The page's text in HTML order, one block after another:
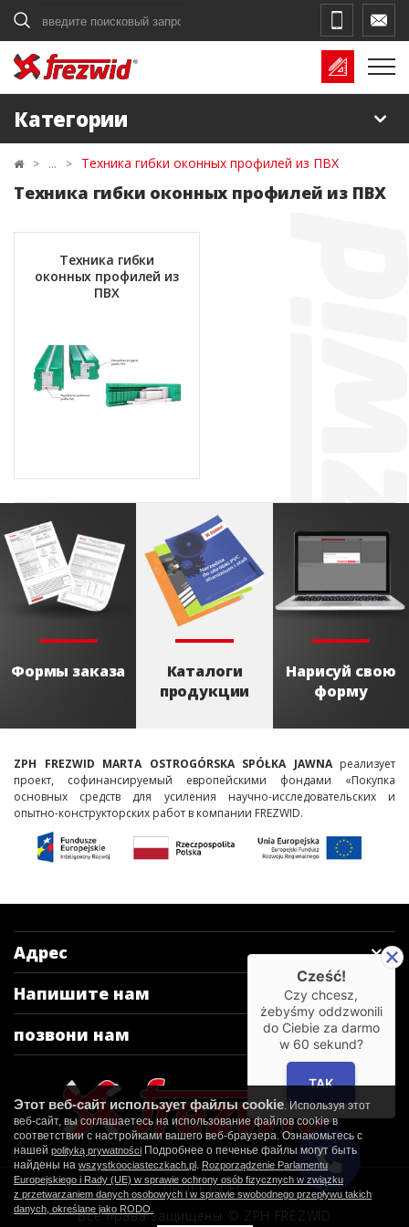
Поиск
Категории
Техника гибки оконных профилей из ПВХ
Техника гибки оконных профилей из ПВХ
Техника гибки
оконных профилей из
ПВХ
Формы заказа
Каталоги
продукции
Нарисуй свою
форму
ZPH FREZWID MARTA OSTROGÓRSKA SPÓŁKA JAWNA реализует
проект, софинансируемый европейскими фондами «Покупка
основных средств для усиления научно-исследовательских и
опытно-конструкторских работ в компании FREZWID.
Адрес
Напишите нам
позвони нам
ПРОЕКТЫ ЕС
Все права защищены © ZPH FREZWID
Этот веб-сайт использует файлы cookie. Используя этот
веб-сайт, вы соглашаетесь на использование файлов cookie в
соответствии с настройками вашего веб-браузера. Ознакомьтесь с
нашей polityką prywatności Подробнее о печенье файлы могут быть
найдены на wszystkoociasteczkach.pl. Rozporządzenie Parlamentu
Europejskiego i Rady (UE) w sprawie ochrony osób fizycznych w związku
z przetwarzaniem danych osobowych i w sprawie swobodnego przepływu takich
danych, określane jako RODO.
Cześć!
Czy chcesz,
żebyśmy oddzwonili
do Ciebie za darmo
w 60 sekund?
TAK